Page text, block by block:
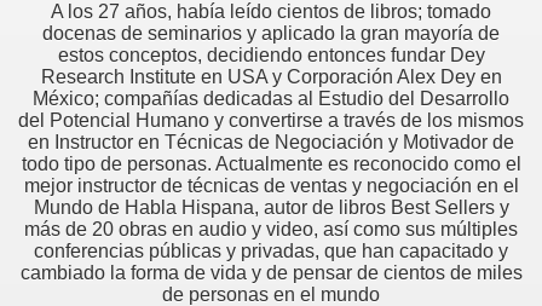
A los 27 años, había leído cientos de libros; tomado
docenas de seminarios y aplicado la gran mayoría de
estos conceptos, decidiendo entonces fundar Dey
Research Institute en USA y Corporación Alex Dey en
México; compañías dedicadas al Estudio del Desarrollo
del Potencial Humano y convertirse a través de los mismos
en Instructor en Técnicas de Negociación y Motivador de
todo tipo de personas. Actualmente es reconocido como el
mejor instructor de técnicas de ventas y negociación en el
Mundo de Habla Hispana, autor de libros Best Sellers y
más de 20 obras en audio y video, así como sus múltiples
conferencias públicas y privadas, que han capacitado y
cambiado la forma de vida y de pensar de cientos de miles
de personas en el mundo
VENTA